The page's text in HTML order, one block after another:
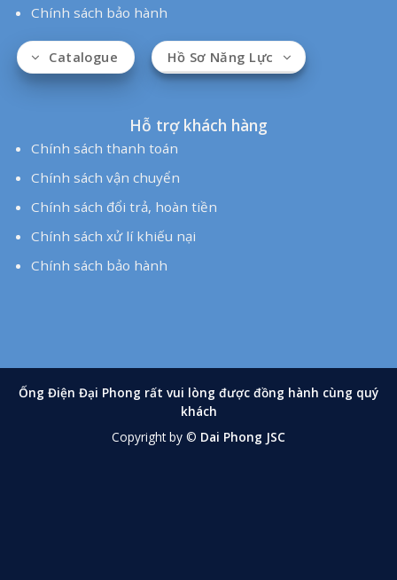
Chính sách thanh toán
Chính sách đổi trả, hoàn tiền
Chính sách thanh toán
Chính sách đổi trả, hoàn tiền